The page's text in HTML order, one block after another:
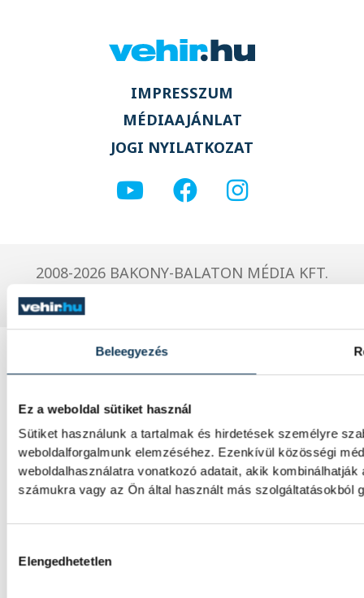
Beleegyezés
Ez a weboldal sütiket használ
Sütiket használunk a tartalmak és hirdetések személyre
weboldalforgalmunk elemzéséhez. Ezenkívül közösségi
weboldalhasználatra vonatkozó adatait, akik
számukra vagy az Ön által használt más szolgáltatásokból
Elengedhetetlen
IMPRESSZUM
MÉDIAAJÁNLAT
JOGI NYILATKOZAT
2008-2026 BAKONY-BALATON MÉDIA KFT.